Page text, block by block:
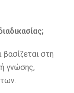
βασίζεται στη
γνώσης,